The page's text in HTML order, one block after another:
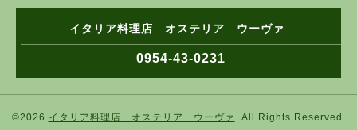
イタリア料理店 オステリア ウーヴァ
0954-43-0231
©2026 イタリア料理店 オステリア ウーヴァ . All Rights Reserved.